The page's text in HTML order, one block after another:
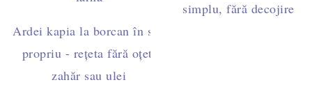
Ardei kapia la borcan în suc
propriu - rețeta fără oțet,
zahăr sau ulei
simplu, fără decojire